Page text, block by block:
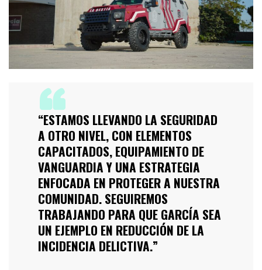
“ESTAMOS LLEVANDO LA SEGURIDAD
A OTRO NIVEL, CON ELEMENTOS
CAPACITADOS, EQUIPAMIENTO DE
VANGUARDIA Y UNA ESTRATEGIA
ENFOCADA EN PROTEGER A NUESTRA
COMUNIDAD. SEGUIREMOS
TRABAJANDO PARA QUE GARCÍA SEA
UN EJEMPLO EN REDUCCIÓN DE LA
INCIDENCIA DELICTIVA.”